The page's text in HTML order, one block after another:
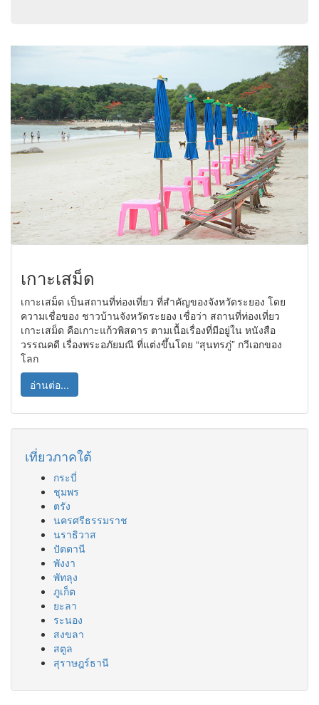
เกาะเสม็ด
เกาะเสม็ด เป็นสถานที่ท่องเที่ยว ที่สำคัญของจังหวัดระยอง โดย
ความเชื่อของ ชาวบ้านจังหวัดระยอง เชื่อว่า สถานที่ท่องเที่ยว
เกาะเสม็ด คือเกาะแก้วพิสดาร ตามเนื้อเรื่องที่มีอยู่ใน หนังสือ
วรรณคดี เรื่องพระอภัยมณี ที่แต่งขึ้นโดย “สุนทรภู่” กวีเอกของ
โลก
อ่านต่อ...
เที่ยวภาคใต้
กระบี่
ชุมพร
ตรัง
นครศรีธรรมราช
นราธิวาส
ปัตตานี
พังงา
พัทลุง
ภูเก็ต
ยะลา
ระนอง
สงขลา
สตูล
สุราษฎร์ธานี